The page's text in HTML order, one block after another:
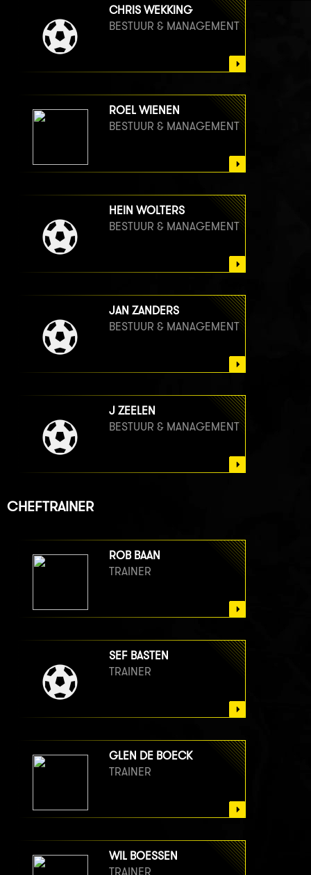
CHRIS WEKKING
BESTUUR & MANAGEMENT
ROEL WIENEN
BESTUUR & MANAGEMENT
HEIN WOLTERS
BESTUUR & MANAGEMENT
JAN ZANDERS
BESTUUR & MANAGEMENT
J ZEELEN
BESTUUR & MANAGEMENT
CHEFTRAINER
ROB BAAN
TRAINER
SEF BASTEN
TRAINER
GLEN DE BOECK
TRAINER
WIL BOESSEN
TRAINER